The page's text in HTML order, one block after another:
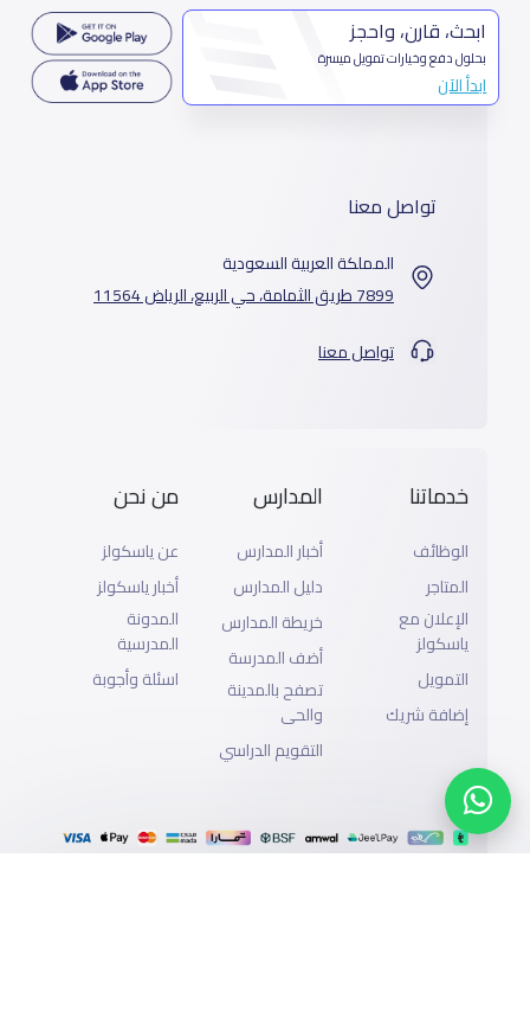
ابحث، قارن، واحجز
بحلول دفع وخيارات تمويل ميسرة
ابدأ الآن
تواصل معنا
المملكة العربية السعودية
7899 طريق الثمامة، حي الربيع، الرياض 11564
تواصل معنا
خدماتنا
الوظائف
المتاجر
الإعلان مع
ياسكولز
التمويل
إضافة شريك
المدارس
أخبار المدارس
دليل المدارس
خريطة المدارس
أضف المدرسة
تصفح بالمدينة
والحى
التقويم الدراسي
من نحن
عن ياسكولز
أخبار ياسكولز
المدونة
المدرسية
اسئلة وأجوبة